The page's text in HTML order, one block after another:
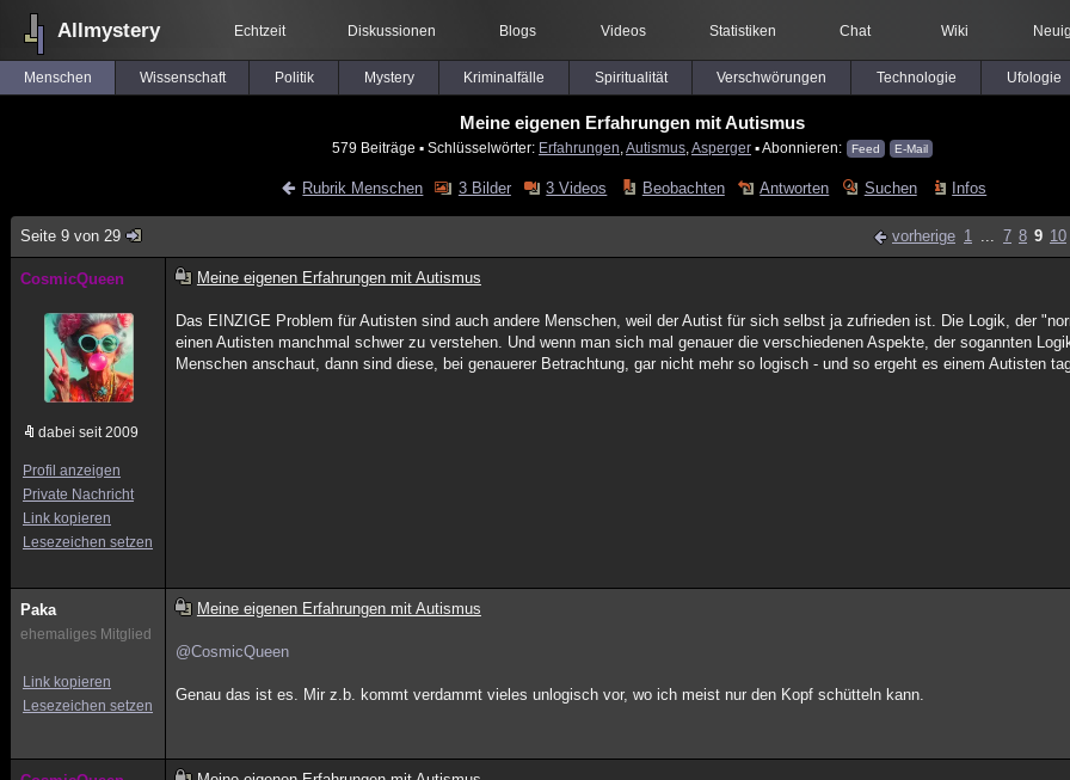
Allmystery Echtzeit Diskussionen Blogs Videos Statistiken Chat Wiki
Menschen Wissenschaft Politik Mystery Kriminalfälle Spiritualität Verschwörungen Technologie Ufologie
Meine eigenen Erfahrungen mit Autismus
579 Beiträge ▪ Schlüsselwörter: Erfahrungen Autismus Asperger ▪ Abonnieren: Feed E-Mail
Rubrik Menschen 3 Bilder 3 Videos Beobachten Antworten Suchen Infos
Seite 9 von 29 vorherige 1 ... 7 8 9 10
CosmicQueen
dabei seit 2009
Profil anzeigen
Private Nachricht
Link kopieren
Lesezeichen setzen
Meine eigenen Erfahrungen mit Autismus
Das EINZIGE Problem für Autisten sind auch andere Menschen, weil der Autist für sich selbst ja zufrieden ist. Die Logik, der
einen Autisten manchmal schwer zu verstehen. Und wenn man sich mal genauer die verschiedenen Aspekte, der sogannten
Menschen anschaut, dann sind diese, bei genauerer Betrachtung, gar nicht mehr so logisch - und so ergeht es einem Autisten
Paka
ehemaliges Mitglied
Link kopieren
Lesezeichen setzen
Meine eigenen Erfahrungen mit Autismus
@CosmicQueen
Genau das ist es. Mir z.b. kommt verdammt vieles unlogisch vor, wo ich meist nur den Kopf schütteln kann.